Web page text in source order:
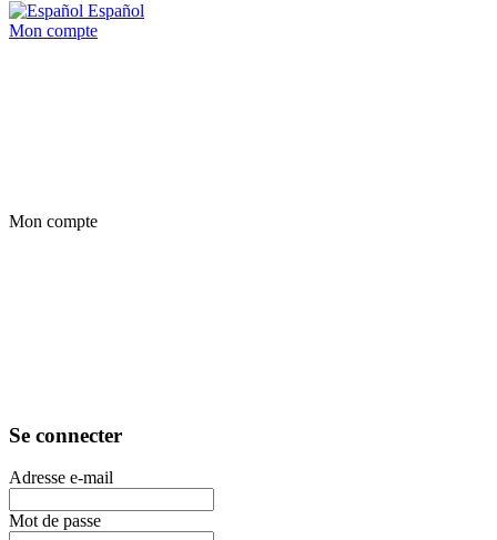
Español
Mon compte
Mon compte
Se connecter
Adresse e-mail
Mot de passe